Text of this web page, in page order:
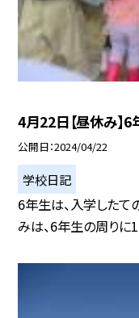
4月22日【昼休み】
公開日 2024/04/22
学校日記
6年生は、入学したて
みは、6年生の周りに